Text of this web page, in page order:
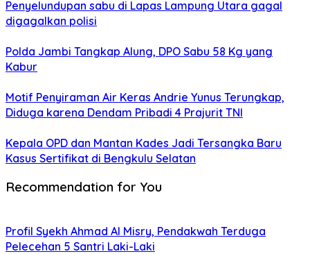
Penyelundupan sabu di Lapas Lampung Utara gagal
digagalkan polisi
Polda Jambi Tangkap Alung, DPO Sabu 58 Kg yang
Kabur
Motif Penyiraman Air Keras Andrie Yunus Terungkap,
Diduga karena Dendam Pribadi 4 Prajurit TNI
Kepala OPD dan Mantan Kades Jadi Tersangka Baru
Kasus Sertifikat di Bengkulu Selatan
Recommendation for You
Profil Syekh Ahmad Al Misry, Pendakwah Terduga
Pelecehan 5 Santri Laki-Laki